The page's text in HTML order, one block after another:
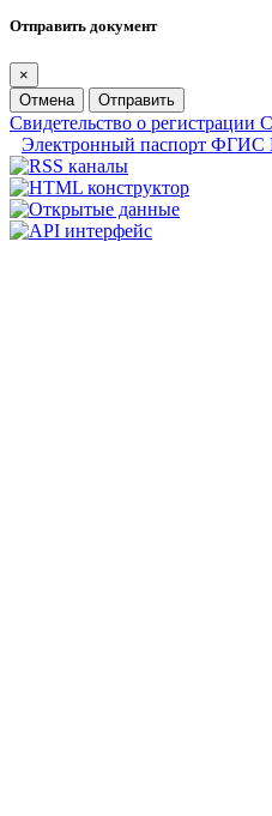
Отправить документ
×
Отмена
Отправить
Свидетельство о
Электронный паспорт